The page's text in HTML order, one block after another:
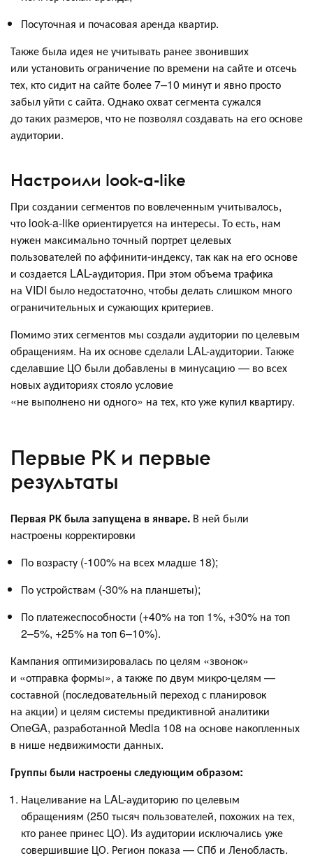
Посуточная и почасовая аренда квартир.
Также была идея не учитывать ранее звонивших
или установить ограничение по времени на сайте и отсечь
тех, кто сидит на сайте более 7–10 минут и явно просто
забыл уйти с сайта. Однако охват сегмента сужался
до таких размеров, что не позволял создавать на его основе
аудитории.
Настроили look-a-like
При создании сегментов по вовлеченным учитывалось,
что look-a-like ориентируется на интересы. То есть, нам
нужен максимально точный портрет целевых
пользователей по аффинити-индексу, так как на его основе
и создается LAL-аудитория. При этом объема трафика
на VIDI было недостаточно, чтобы делать слишком много
ограничительных и сужающих критериев.
Помимо этих сегментов мы создали аудитории по целевым
обращениям. На их основе сделали LAL-аудитории. Также
сделавшие ЦО были добавлены в минусацию — во всех
новых аудиториях стояло условие
«не выполнено ни одного» на тех, кто уже купил квартиру.
Первые РК и первые
результаты
Первая РК была запущена в январе. В ней были
настроены корректировки
По возрасту (-100% на всех младше 18);
По устройствам (-30% на планшеты);
По платежеспособности (+40% на топ 1%, +30% на топ
2–5%, +25% на топ 6–10%).
Кампания оптимизировалась по целям «звонок»
и «отправка формы», а также по двум микро-целям —
составной (последовательный переход с планировок
на акции) и целям системы предиктивной аналитики
OneGA, разработанной Media 108 на основе накопленных
в нише недвижимости данных.
Группы были настроены следующим образом:
Нацеливание на LAL-аудиторию по целевым
обращениям (250 тысяч пользователей, похожих на тех,
кто ранее принес ЦО). Из аудитории исключались уже
совершившие ЦО. Регион показа — СПб и Ленобласть.